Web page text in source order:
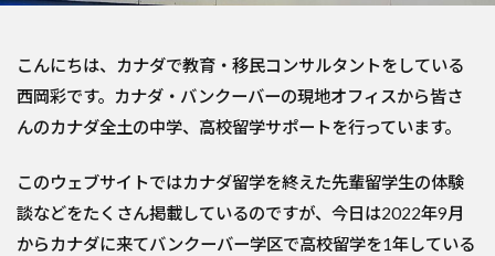
こんにちは、カナダで教育・移民コンサルタントをしている
西岡彩です。カナダ・バンクーバーの現地オフィスから皆さ
んのカナダ全土の中学、高校留学サポートを行っています。
このウェブサイトではカナダ留学を終えた先輩留学生の体験
談などをたくさん掲載しているのですが、今日は2022年9月
からカナダに来てバンクーバー学区で高校留学を1年している